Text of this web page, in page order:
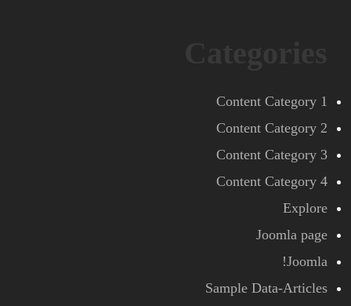
Content Category 1
Content Category 2
Content Category 3
Content Category 4
Explore
Joomla page
Joomla!
Sample Data-Articles